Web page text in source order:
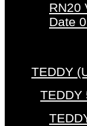
RN20
Date
TEDDY
TEDDY